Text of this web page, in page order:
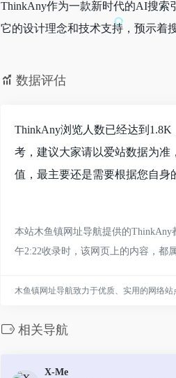
ThinkAny作为一款新时代的AI搜索
它的设计理念和技术支持，预示着
数据评估
ThinkAny浏览人数已经达到
考，建议大家请以爱站数据为准
值，最主要还是需要根据您自身
本站木鱼镇网址导航提供的
午2:22收录时，该网页上的内容，都
木鱼镇网址导航致力于优质、实用的网络站
相关导航
X-Me